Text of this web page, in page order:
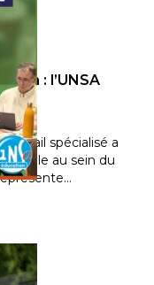
: l’UNSA
travail spécialisé a
au sein du